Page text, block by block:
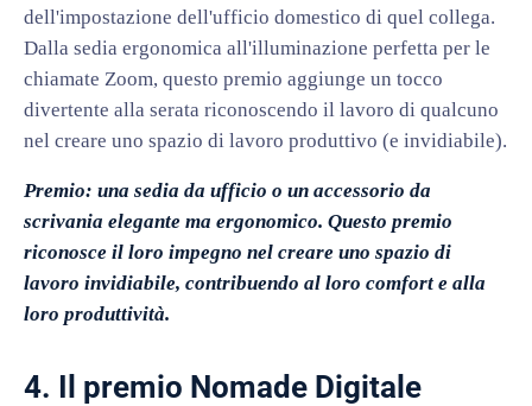
dell'impostazione dell'ufficio domestico di quel collega.
Dalla sedia ergonomica all'illuminazione perfetta per le
chiamate Zoom, questo premio aggiunge un tocco
divertente alla serata riconoscendo il lavoro di qualcuno
nel creare uno spazio di lavoro produttivo (e invidiabile).
Premio: una sedia da ufficio o un accessorio da
scrivania elegante ma ergonomico. Questo premio
riconosce il loro impegno nel creare uno spazio di
lavoro invidiabile, contribuendo al loro comfort e alla
loro produttività.
4. Il premio Nomade Digitale